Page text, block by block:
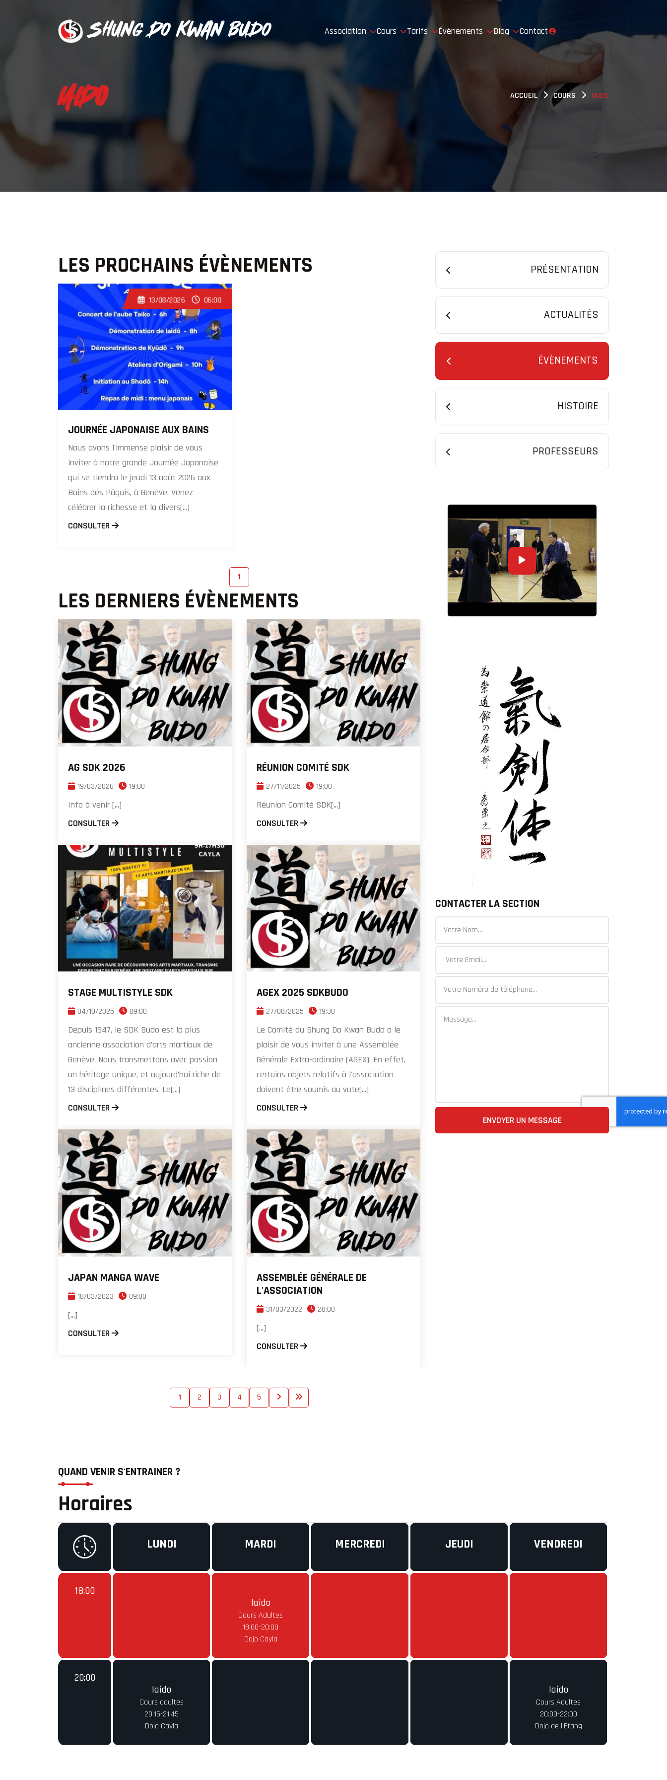
Shung Do Kwan Budo Association Cours Tarifs Évènements Blog Contact
IAIDO ACCUEIL COURS IAIDO
LES PROCHAINS ÉVÈNEMENTS
13/08/2026 06:00
JOURNÉE JAPONAISE AUX BAINS
Nous avons l'immense plaisir de vous
inviter à notre grande Journée Japonaise
qui se tiendra le jeudi 13 août 2026 aux
Bains des Pâquis, à Genève. Venez
célébrer la richesse et la divers[...]
CONSULTER
1
LES DERNIERS ÉVÈNEMENTS
AG SDK 2026
19/03/2026 19:00
Info à venir [...]
CONSULTER
RÉUNION COMITÉ SDK
27/11/2025 19:00
Réunion Comité SDK[...]
CONSULTER
STAGE MULTISTYLE SDK
04/10/2025 09:00
Depuis 1947, le SDK Budo est la plus
ancienne association d’arts martiaux de
Genève. Nous transmettons avec passion
un héritage unique, et aujourd’hui riche de
13 disciplines différentes. Le[...]
CONSULTER
AGEX 2025 SDKBUDO
27/08/2025 19:30
Le Comité du Shung Do Kwan Budo a le
plaisir de vous inviter à une Assemblée
Générale Extra-ordinaire (AGEX). En effet,
certains objets relatifs à l'association
doivent être soumis au vote[...]
CONSULTER
JAPAN MANGA WAVE
18/03/2023 09:00
[...]
CONSULTER
ASSEMBLÉE GÉNÉRALE DE
L'ASSOCIATION
31/03/2022 20:00
[...]
CONSULTER
1 2 3 4 5
PRÉSENTATION
ACTUALITÉS
ÉVÈNEMENTS
HISTOIRE
PROFESSEURS
CONTACTER LA SECTION
ENVOYER UN MESSAGE
QUAND VENIR S'ENTRAINER ?
Horaires
LUNDI MARDI MERCREDI JEUDI VENDREDI
18:00
Iaido
Cours Adultes
18:00-20:00
Dojo Cayla
20:00
Iaido
Cours adultes
20:15-21:45
Dojo Cayla
Iaido
Cours Adultes
20:00-22:00
Dojo de l'Etang